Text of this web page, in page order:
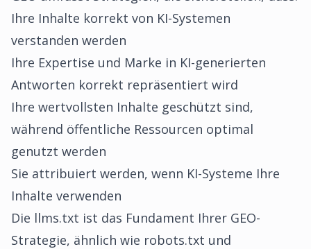
Ihre Inhalte korrekt von KI-Systemen
verstanden werden
Ihre Expertise und Marke in KI-generierten
Antworten korrekt repräsentiert wird
Ihre wertvollsten Inhalte geschützt sind,
während öffentliche Ressourcen optimal
genutzt werden
Sie attribuiert werden, wenn KI-Systeme Ihre
Inhalte verwenden
Die llms.txt ist das Fundament Ihrer GEO-
Strategie, ähnlich wie robots.txt und